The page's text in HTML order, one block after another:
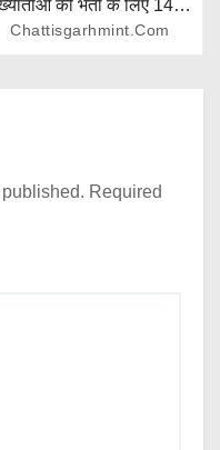
की भर्ती के लिए 14
आमंत्रित
Chattisgarhmint.com
Required